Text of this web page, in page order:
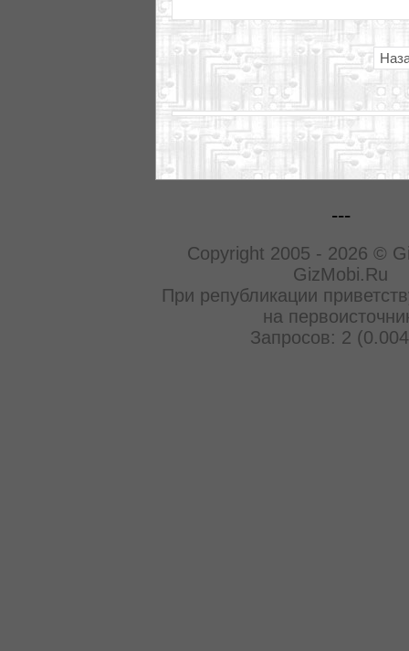
---
Copyright 2005 - 2026 ©
GizMobi.Ru
При републикации
на
Запросов: 2